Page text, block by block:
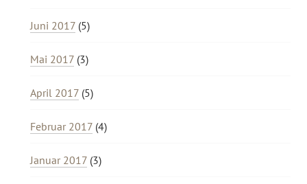
Juni 2017 (5)
Mai 2017 (3)
April 2017 (5)
Februar 2017 (4)
Januar 2017 (3)